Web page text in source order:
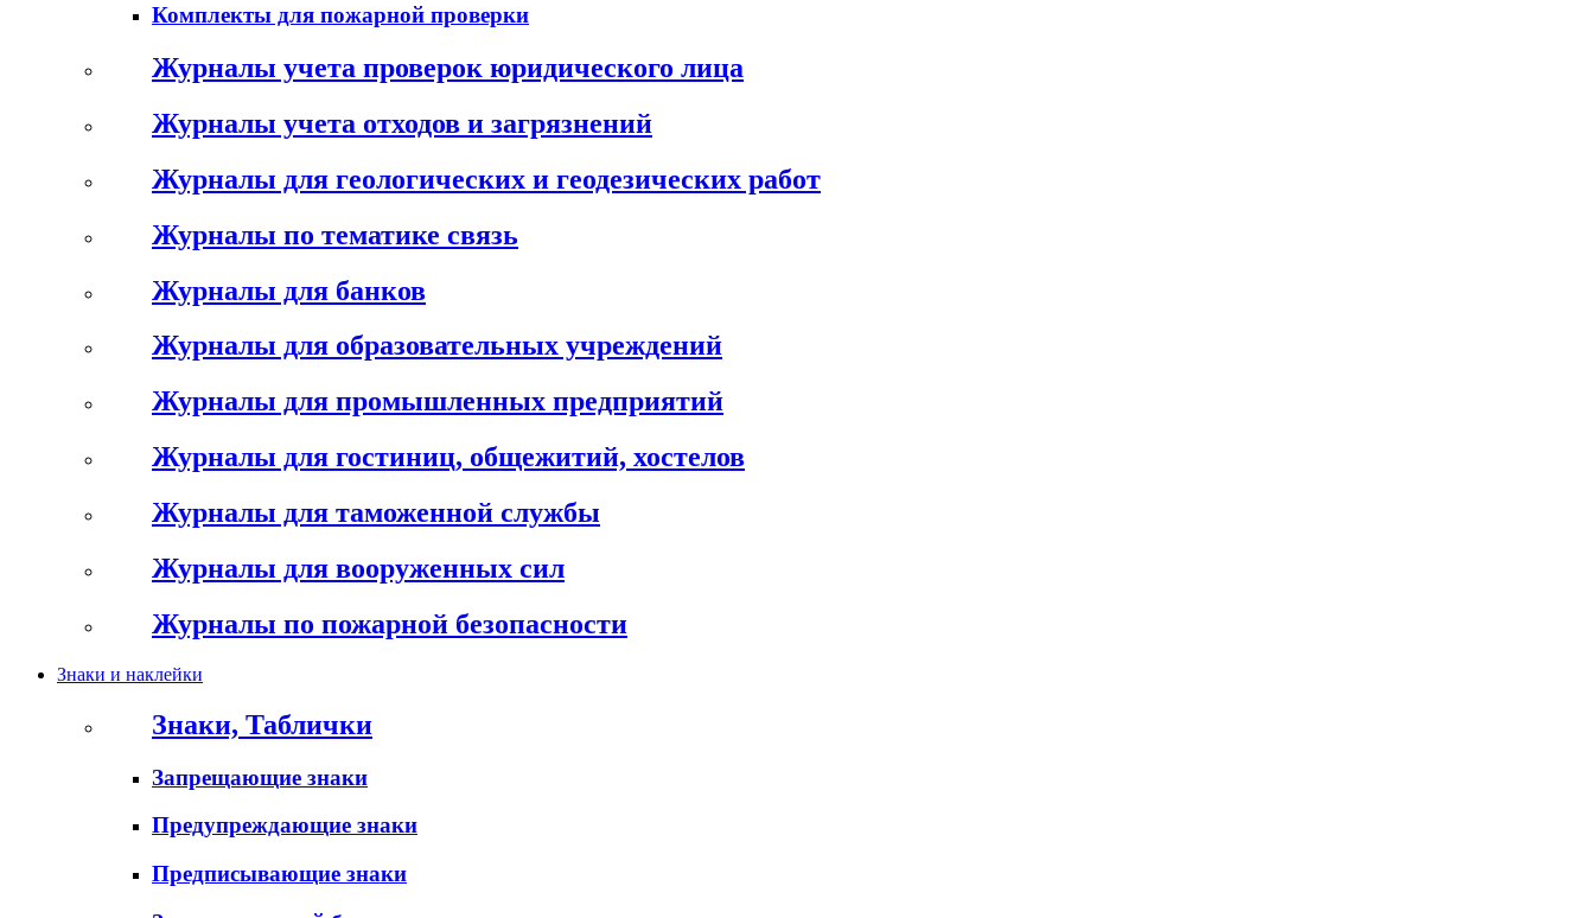
Комплекты для пожарной проверки
Журналы учета проверок юридического лица
Журналы учета отходов и загрязнений
Журналы для геологических и геодезических работ
Журналы по тематике связь
Журналы для банков
Журналы для образовательных учреждений
Журналы для промышленных предприятий
Журналы для гостиниц, общежитий, хостелов
Журналы для таможенной службы
Журналы для вооруженных сил
Журналы по пожарной безопасности
Знаки и наклейки
Знаки, Таблички
Запрещающие знаки
Предупреждающие знаки
Предписывающие знаки